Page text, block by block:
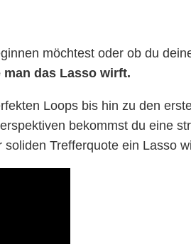
möchtest oder ob du
das Lasso wirft.
Loops bis hin zu den
bekommst du eine
Trefferquote ein Lasso